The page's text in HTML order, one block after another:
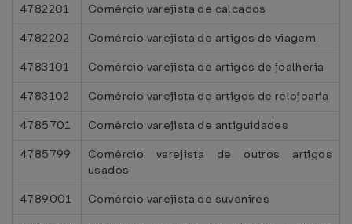
4782201
Comércio varejista de calcados
4782202
Comércio varejista de artigos de viagem
4783101
Comércio varejista de artigos de joalheria
4783102
Comércio varejista de artigos de relojoaria
4785701
Comércio varejista de antiguidades
4785799
Comércio varejista de outros artigos
usados
4789001
Comércio varejista de suvenires